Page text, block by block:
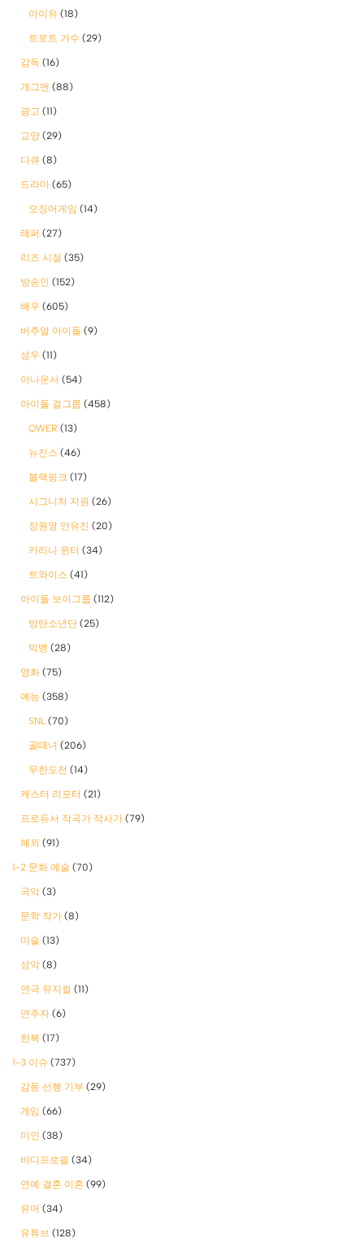
아이유 (18)
트로트 가수 (29)
감독 (16)
개그맨 (88)
광고 (11)
교양 (29)
다큐 (8)
드라마 (65)
오징어게임 (14)
래퍼 (27)
리즈 시절 (35)
방송인 (152)
배우 (605)
버추얼 아이돌 (9)
성우 (11)
아나운서 (54)
아이돌 걸그룹 (458)
QWER (13)
뉴진스 (46)
블랙핑크 (17)
시그니처 지원 (26)
장원영 안유진 (20)
카리나 윈터 (34)
트와이스 (41)
아이돌 보이그룹 (112)
방탄소년단 (25)
빅뱅 (28)
영화 (75)
예능 (358)
SNL (70)
골때녀 (206)
무한도전 (14)
캐스터 리포터 (21)
프로듀서 작곡가 작사가 (79)
해외 (91)
1-2 문화 예술 (70)
국악 (3)
문학 작가 (8)
미술 (13)
성악 (8)
연극 뮤지컬 (11)
연주자 (6)
한복 (17)
1-3 이슈 (737)
감동 선행 기부 (29)
게임 (66)
미인 (38)
바디프로필 (34)
연예 결혼 이혼 (99)
유머 (34)
유튜브 (128)